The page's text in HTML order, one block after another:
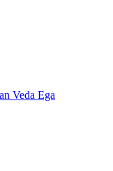
Veda Ega